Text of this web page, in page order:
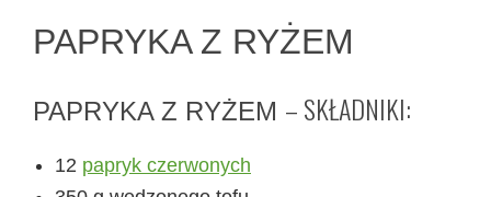
PAPRYKA Z RYŻEM
PAPRYKA Z RYŻEM – SKŁADNIKI:
12 papryk czerwonych